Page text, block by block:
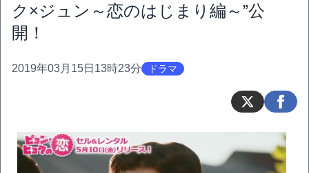
ク×ジュン～恋のはじまり編～”公
開！
2019年03月15日13時23分 ドラマ